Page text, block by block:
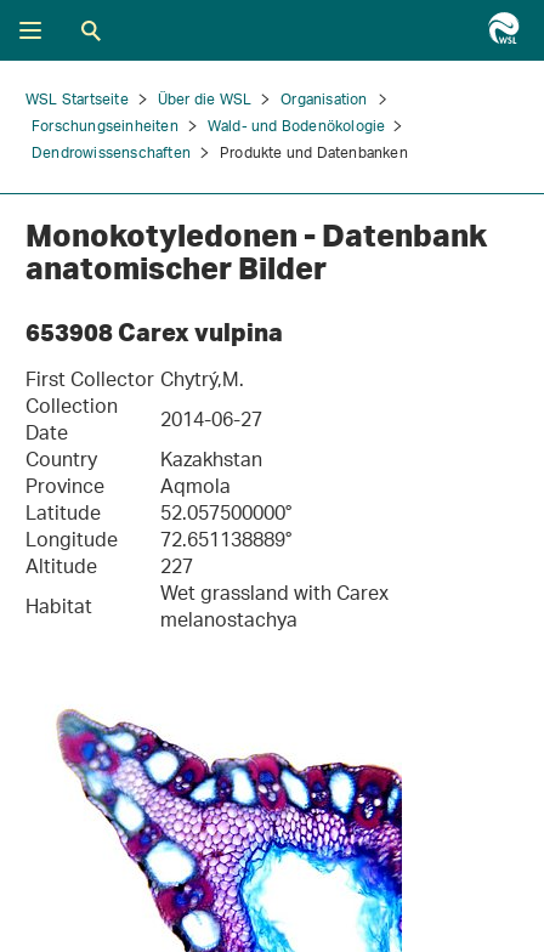
WSL Startseite Über die WSL
Organisation
Forschungseinheiten
Wald- und Bodenökologie
Dendrowissenschaften
Produkte und Datenbanken
Monokotyledonen - Datenbank
anatomischer Bilder
653908 Carex vulpina
First CollectorChytrý,M.
Collection
Date
2014-06-27
Country
Kazakhstan
Province Aqmola
Latitude 52.057500000°
Longitude 72.651138889°
Altitude
227
Habitat
Wet grassland with Carex
melanostachya